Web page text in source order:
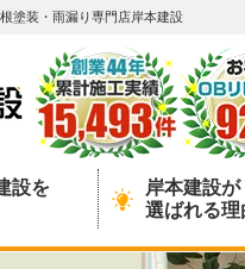
塗装・雨漏り専門店岸本建設
設を
岸本建設が
選ばれる理